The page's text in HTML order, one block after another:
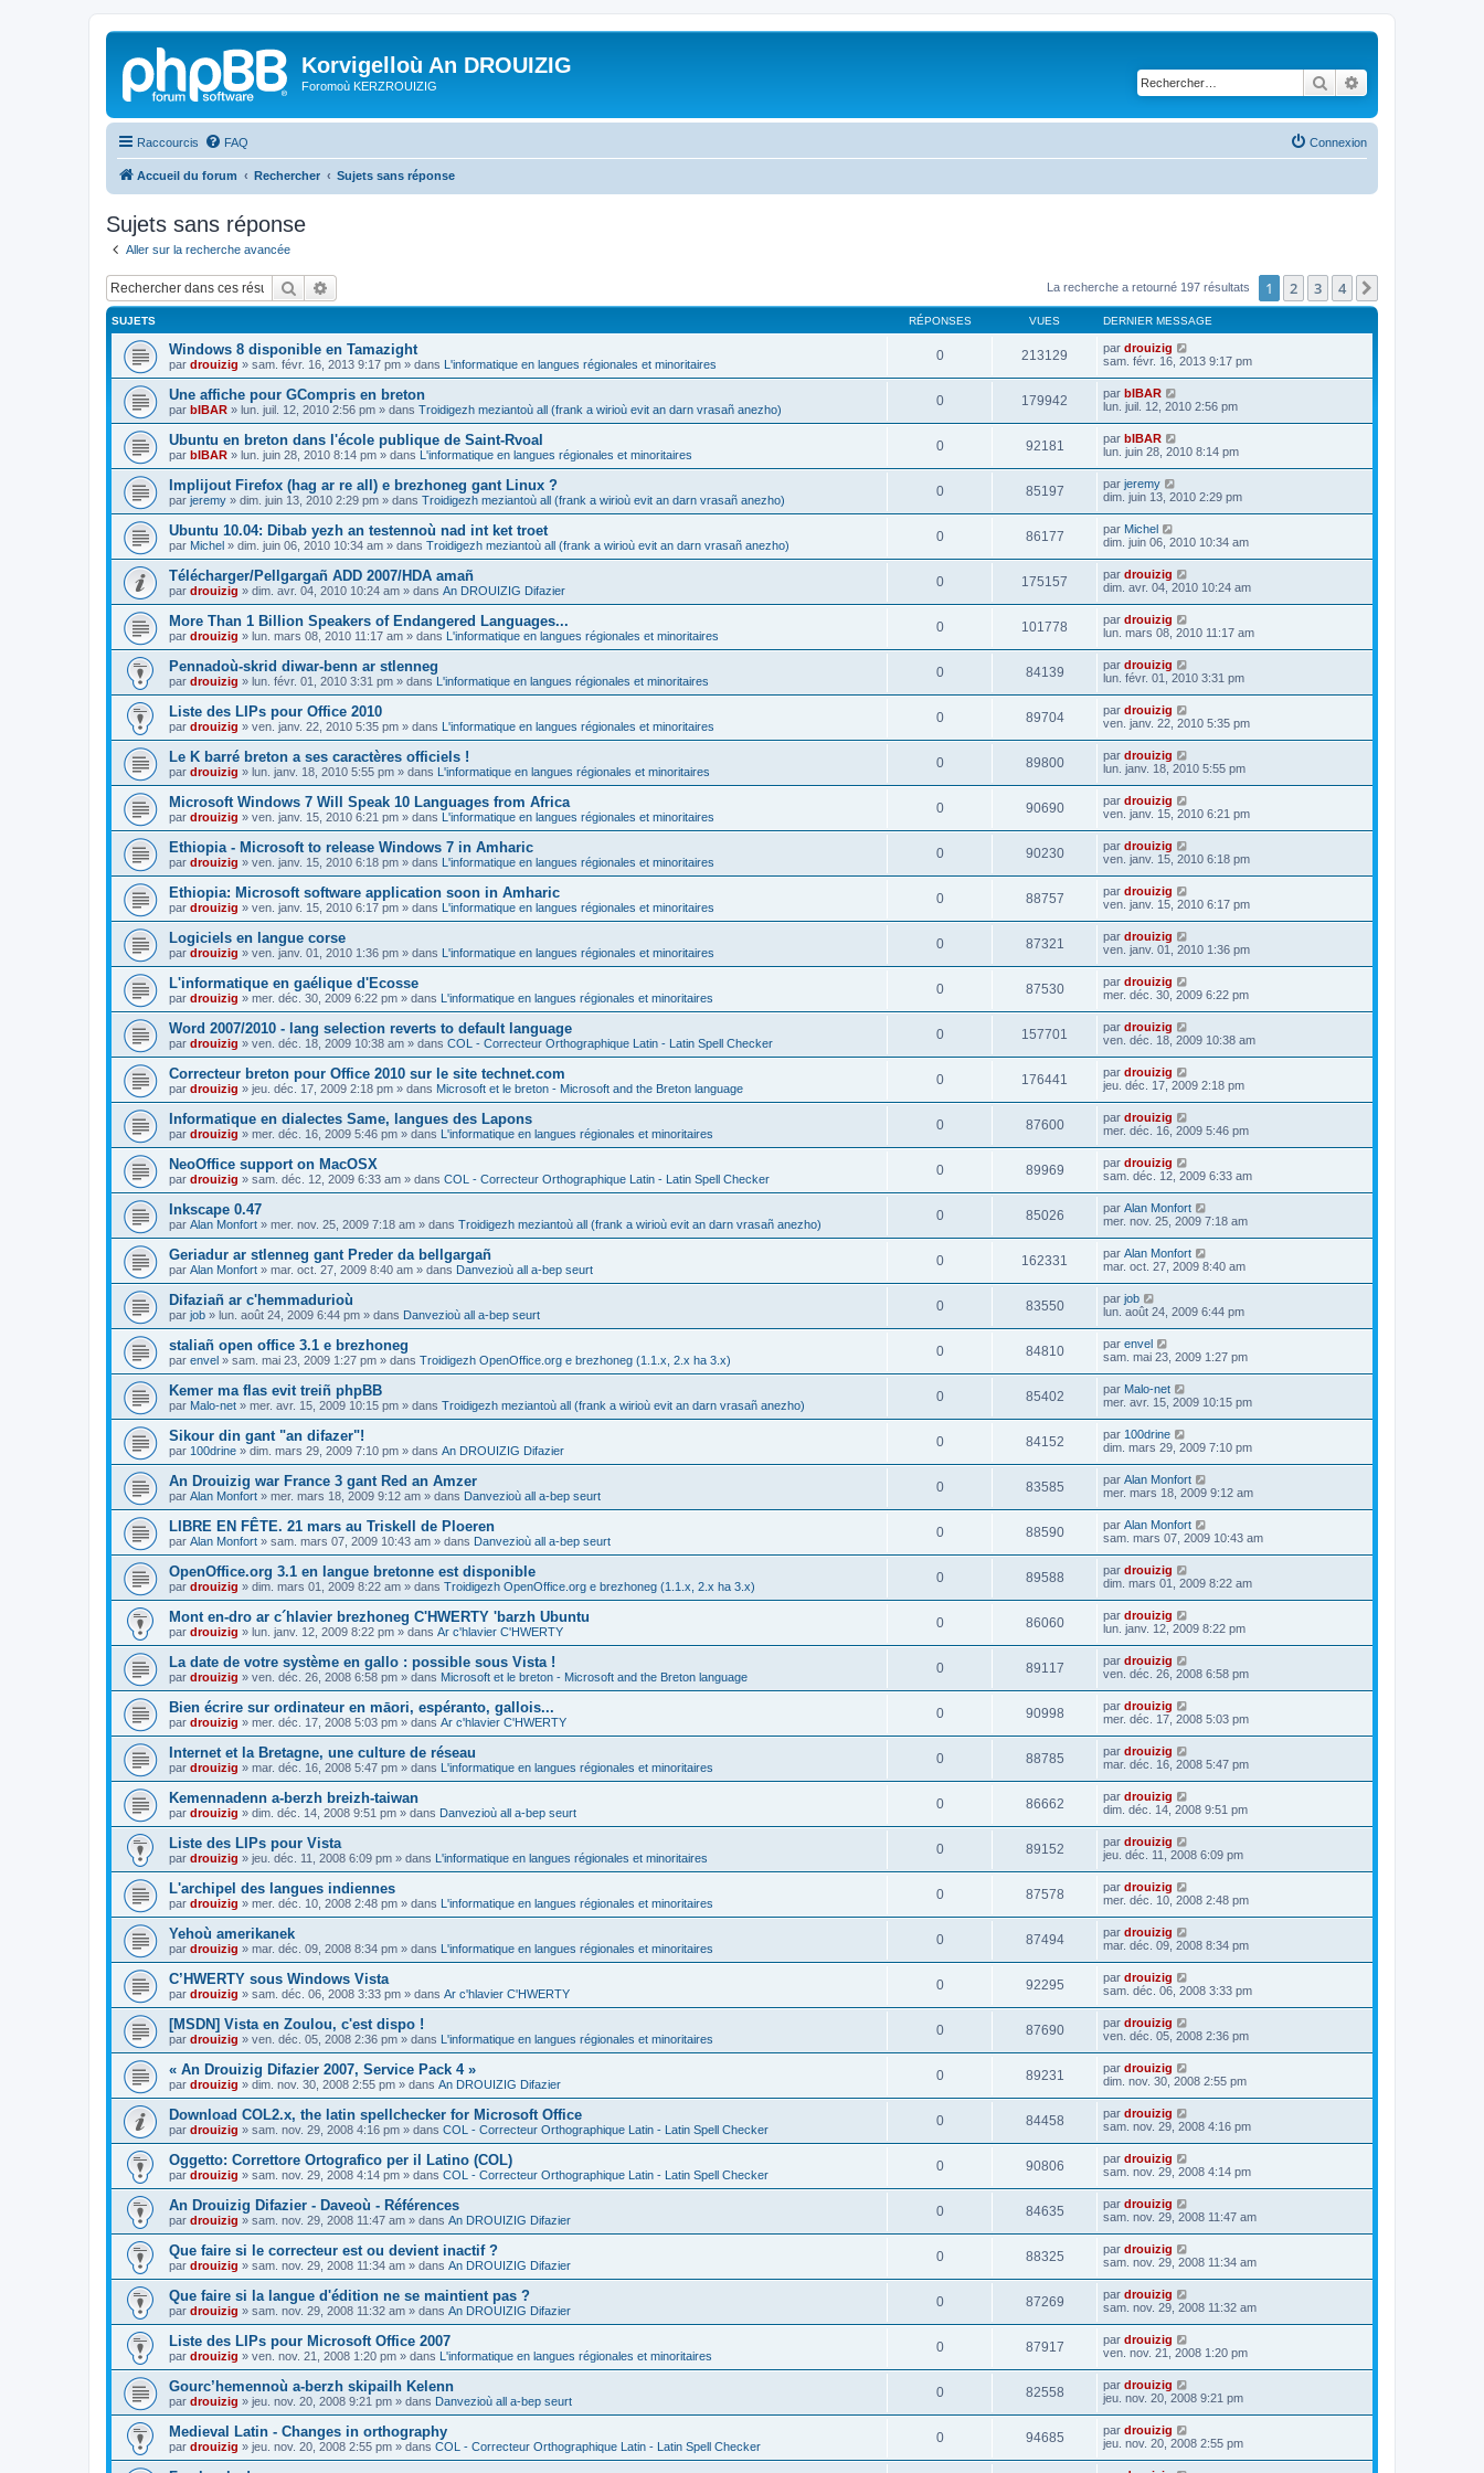
Korvigelloù An DROUIZIG
Foromoù KERZROUIZIG Rechercher
Raccourcis FAQ Connexion
Accueil du forum Rechercher Sujets sans réponse
Sujets sans réponse
Aller sur la recherche avancée
Rechercher La recherche a retourné 197 résultats 1 2 3 4
SUJETS RÉPONSES VUES DERNIER MESSAGE
Windows 8 disponible en Tamazight
par drouizig » sam. févr. 16, 2013 9:17 pm » dans L'informatique en langues régionales et minoritaires
0 213129 par drouizig
sam. févr. 16, 2013 9:17 pm
Une affiche pour GCompris en breton
par bIBAR » lun. juil. 12, 2010 2:56 pm » dans Troidigezh meziantoù all (frank a wirioù evit an darn vrasañ anezho)
0 179942 par bIBAR
lun. juil. 12, 2010 2:56 pm
Ubuntu en breton dans l'école publique de Saint-Rvoal
par bIBAR » lun. juin 28, 2010 8:14 pm » dans L'informatique en langues régionales et minoritaires
0 92181 par bIBAR
lun. juin 28, 2010 8:14 pm
Implijout Firefox (hag ar re all) e brezhoneg gant Linux ?
par jeremy » dim. juin 13, 2010 2:29 pm » dans Troidigezh meziantoù all (frank a wirioù evit an darn vrasañ anezho)
0 85197 par jeremy
dim. juin 13, 2010 2:29 pm
Ubuntu 10.04: Dibab yezh an testennoù nad int ket troet
par Michel » dim. juin 06, 2010 10:34 am » dans Troidigezh meziantoù all (frank a wirioù evit an darn vrasañ anezho)
0 86177 par Michel
dim. juin 06, 2010 10:34 am
Télécharger/Pellgargañ ADD 2007/HDA amañ
par drouizig » dim. avr. 04, 2010 10:24 am » dans An DROUIZIG Difazier
0 175157 par drouizig
dim. avr. 04, 2010 10:24 am
More Than 1 Billion Speakers of Endangered Languages...
par drouizig » lun. mars 08, 2010 11:17 am » dans L'informatique en langues régionales et minoritaires
0 101778 par drouizig
lun. mars 08, 2010 11:17 am
Pennadoù-skrid diwar-benn ar stlenneg
par drouizig » lun. févr. 01, 2010 3:31 pm » dans L'informatique en langues régionales et minoritaires
0 84139 par drouizig
lun. févr. 01, 2010 3:31 pm
Liste des LIPs pour Office 2010
par drouizig » ven. janv. 22, 2010 5:35 pm » dans L'informatique en langues régionales et minoritaires
0 89704 par drouizig
ven. janv. 22, 2010 5:35 pm
Le K barré breton a ses caractères officiels !
par drouizig » lun. janv. 18, 2010 5:55 pm » dans L'informatique en langues régionales et minoritaires
0 89800 par drouizig
lun. janv. 18, 2010 5:55 pm
Microsoft Windows 7 Will Speak 10 Languages from Africa
par drouizig » ven. janv. 15, 2010 6:21 pm » dans L'informatique en langues régionales et minoritaires
0 90690 par drouizig
ven. janv. 15, 2010 6:21 pm
Ethiopia - Microsoft to release Windows 7 in Amharic
par drouizig » ven. janv. 15, 2010 6:18 pm » dans L'informatique en langues régionales et minoritaires
0 90230 par drouizig
ven. janv. 15, 2010 6:18 pm
Ethiopia: Microsoft software application soon in Amharic
par drouizig » ven. janv. 15, 2010 6:17 pm » dans L'informatique en langues régionales et minoritaires
0 88757 par drouizig
ven. janv. 15, 2010 6:17 pm
Logiciels en langue corse
par drouizig » ven. janv. 01, 2010 1:36 pm » dans L'informatique en langues régionales et minoritaires
0 87321 par drouizig
ven. janv. 01, 2010 1:36 pm
L'informatique en gaélique d'Ecosse
par drouizig » mer. déc. 30, 2009 6:22 pm » dans L'informatique en langues régionales et minoritaires
0 87530 par drouizig
mer. déc. 30, 2009 6:22 pm
Word 2007/2010 - lang selection reverts to default language
par drouizig » ven. déc. 18, 2009 10:38 am » dans COL - Correcteur Orthographique Latin - Latin Spell Checker
0 157701 par drouizig
ven. déc. 18, 2009 10:38 am
Correcteur breton pour Office 2010 sur le site technet.com
par drouizig » jeu. déc. 17, 2009 2:18 pm » dans Microsoft et le breton - Microsoft and the Breton language
0 176441 par drouizig
jeu. déc. 17, 2009 2:18 pm
Informatique en dialectes Same, langues des Lapons
par drouizig » mer. déc. 16, 2009 5:46 pm » dans L'informatique en langues régionales et minoritaires
0 87600 par drouizig
mer. déc. 16, 2009 5:46 pm
NeoOffice support on MacOSX
par drouizig » sam. déc. 12, 2009 6:33 am » dans COL - Correcteur Orthographique Latin - Latin Spell Checker
0 89969 par drouizig
sam. déc. 12, 2009 6:33 am
Inkscape 0.47
par Alan Monfort » mer. nov. 25, 2009 7:18 am » dans Troidigezh meziantoù all (frank a wirioù evit an darn vrasañ anezho)
0 85026 par Alan Monfort
mer. nov. 25, 2009 7:18 am
Geriadur ar stlenneg gant Preder da bellgargañ
par Alan Monfort » mar. oct. 27, 2009 8:40 am » dans Danvezioù all a-bep seurt
0 162331 par Alan Monfort
mar. oct. 27, 2009 8:40 am
Difaziañ ar c'hemmadurioù
par job » lun. août 24, 2009 6:44 pm » dans Danvezioù all a-bep seurt
0 83550 par job
lun. août 24, 2009 6:44 pm
staliañ open office 3.1 e brezhoneg
par envel » sam. mai 23, 2009 1:27 pm » dans Troidigezh OpenOffice.org e brezhoneg (1.1.x, 2.x ha 3.x)
0 84810 par envel
sam. mai 23, 2009 1:27 pm
Kemer ma flas evit treiñ phpBB
par Malo-net » mer. avr. 15, 2009 10:15 pm » dans Troidigezh meziantoù all (frank a wirioù evit an darn vrasañ anezho)
0 85402 par Malo-net
mer. avr. 15, 2009 10:15 pm
Sikour din gant "an difazer"!
par 100drine » dim. mars 29, 2009 7:10 pm » dans An DROUIZIG Difazier
0 84152 par 100drine
dim. mars 29, 2009 7:10 pm
An Drouizig war France 3 gant Red an Amzer
par Alan Monfort » mer. mars 18, 2009 9:12 am » dans Danvezioù all a-bep seurt
0 83585 par Alan Monfort
mer. mars 18, 2009 9:12 am
LIBRE EN FÊTE. 21 mars au Triskell de Ploeren
par Alan Monfort » sam. mars 07, 2009 10:43 am » dans Danvezioù all a-bep seurt
0 88590 par Alan Monfort
sam. mars 07, 2009 10:43 am
OpenOffice.org 3.1 en langue bretonne est disponible
par drouizig » dim. mars 01, 2009 8:22 am » dans Troidigezh OpenOffice.org e brezhoneg (1.1.x, 2.x ha 3.x)
0 89588 par drouizig
dim. mars 01, 2009 8:22 am
Mont en-dro ar c´hlavier brezhoneg C'HWERTY 'barzh Ubuntu
par drouizig » lun. janv. 12, 2009 8:22 pm » dans Ar c'hlavier C'HWERTY
0 86060 par drouizig
lun. janv. 12, 2009 8:22 pm
La date de votre système en gallo : possible sous Vista !
par drouizig » ven. déc. 26, 2008 6:58 pm » dans Microsoft et le breton - Microsoft and the Breton language
0 89117 par drouizig
ven. déc. 26, 2008 6:58 pm
Bien écrire sur ordinateur en māori, espéranto, gallois...
par drouizig » mer. déc. 17, 2008 5:03 pm » dans Ar c'hlavier C'HWERTY
0 90998 par drouizig
mer. déc. 17, 2008 5:03 pm
Internet et la Bretagne, une culture de réseau
par drouizig » mar. déc. 16, 2008 5:47 pm » dans L'informatique en langues régionales et minoritaires
0 88785 par drouizig
mar. déc. 16, 2008 5:47 pm
Kemennadenn a-berzh breizh-taiwan
par drouizig » dim. déc. 14, 2008 9:51 pm » dans Danvezioù all a-bep seurt
0 86662 par drouizig
dim. déc. 14, 2008 9:51 pm
Liste des LIPs pour Vista
par drouizig » jeu. déc. 11, 2008 6:09 pm » dans L'informatique en langues régionales et minoritaires
0 89152 par drouizig
jeu. déc. 11, 2008 6:09 pm
L'archipel des langues indiennes
par drouizig » mer. déc. 10, 2008 2:48 pm » dans L'informatique en langues régionales et minoritaires
0 87578 par drouizig
mer. déc. 10, 2008 2:48 pm
Yehoù amerikanek
par drouizig » mar. déc. 09, 2008 8:34 pm » dans L'informatique en langues régionales et minoritaires
0 87494 par drouizig
mar. déc. 09, 2008 8:34 pm
C’HWERTY sous Windows Vista
par drouizig » sam. déc. 06, 2008 3:33 pm » dans Ar c'hlavier C'HWERTY
0 92295 par drouizig
sam. déc. 06, 2008 3:33 pm
[MSDN] Vista en Zoulou, c'est dispo !
par drouizig » ven. déc. 05, 2008 2:36 pm » dans L'informatique en langues régionales et minoritaires
0 87690 par drouizig
ven. déc. 05, 2008 2:36 pm
« An Drouizig Difazier 2007, Service Pack 4 »
par drouizig » dim. nov. 30, 2008 2:55 pm » dans An DROUIZIG Difazier
0 89231 par drouizig
dim. nov. 30, 2008 2:55 pm
Download COL2.x, the latin spellchecker for Microsoft Office
par drouizig » sam. nov. 29, 2008 4:16 pm » dans COL - Correcteur Orthographique Latin - Latin Spell Checker
0 84458 par drouizig
sam. nov. 29, 2008 4:16 pm
Oggetto: Correttore Ortografico per il Latino (COL)
par drouizig » sam. nov. 29, 2008 4:14 pm » dans COL - Correcteur Orthographique Latin - Latin Spell Checker
0 90806 par drouizig
sam. nov. 29, 2008 4:14 pm
An Drouizig Difazier - Daveoù - Références
par drouizig » sam. nov. 29, 2008 11:47 am » dans An DROUIZIG Difazier
0 84635 par drouizig
sam. nov. 29, 2008 11:47 am
Que faire si le correcteur est ou devient inactif ?
par drouizig » sam. nov. 29, 2008 11:34 am » dans An DROUIZIG Difazier
0 88325 par drouizig
sam. nov. 29, 2008 11:34 am
Que faire si la langue d'édition ne se maintient pas ?
par drouizig » sam. nov. 29, 2008 11:32 am » dans An DROUIZIG Difazier
0 87269 par drouizig
sam. nov. 29, 2008 11:32 am
Liste des LIPs pour Microsoft Office 2007
par drouizig » ven. nov. 21, 2008 1:20 pm » dans L'informatique en langues régionales et minoritaires
0 87917 par drouizig
ven. nov. 21, 2008 1:20 pm
Gourc’hemennoù a-berzh skipailh Kelenn
par drouizig » jeu. nov. 20, 2008 9:21 pm » dans Danvezioù all a-bep seurt
0 82558 par drouizig
jeu. nov. 20, 2008 9:21 pm
Medieval Latin - Changes in orthography
par drouizig » jeu. nov. 20, 2008 2:55 pm » dans COL - Correcteur Orthographique Latin - Latin Spell Checker
0 94685 par drouizig
jeu. nov. 20, 2008 2:55 pm